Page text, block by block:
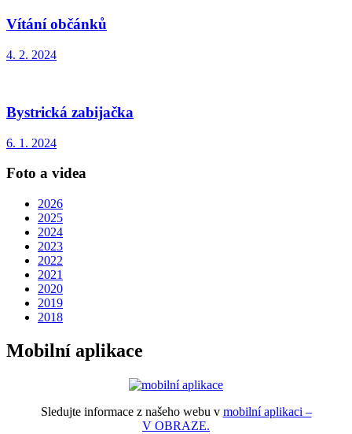
Vítání občánků
4. 2. 2024
Bystrická zabijačka
6. 1. 2024
Foto a videa
2026
2025
2024
2023
2022
2021
2020
2019
2018
Mobilní aplikace
Sledujte informace z našeho webu v mobilní aplikaci –
V OBRAZE.